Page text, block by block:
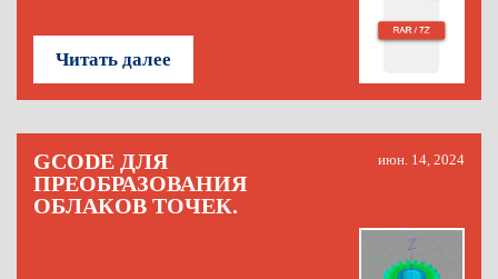
Читать далее
GCODE ДЛЯ
ПРЕОБРАЗОВАНИЯ
ОБЛАКОВ ТОЧЕК.
июн. 14, 2024